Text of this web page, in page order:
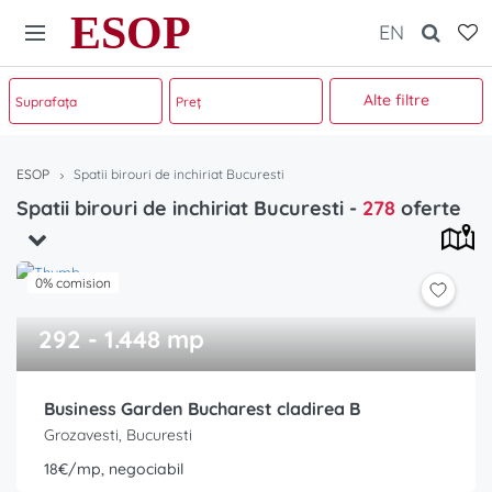
ESOP EN
Alte filtre
ESOP Spatii birouri de inchiriat Bucuresti
Spatii birouri de inchiriat Bucuresti - 278 oferte
0% comision
292 - 1.448 mp
Business Garden Bucharest cladirea B
Grozavesti, Bucuresti
18€/mp, negociabil